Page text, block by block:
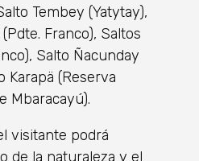
Tembey (Yatytay),
Franco), Saltos
Salto Ñacunday
Karapä (Reserva
Mbaracayú).
visitante podrá
de la naturaleza y el